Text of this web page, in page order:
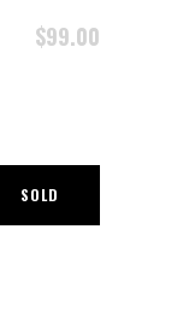
$99.00
SOLD